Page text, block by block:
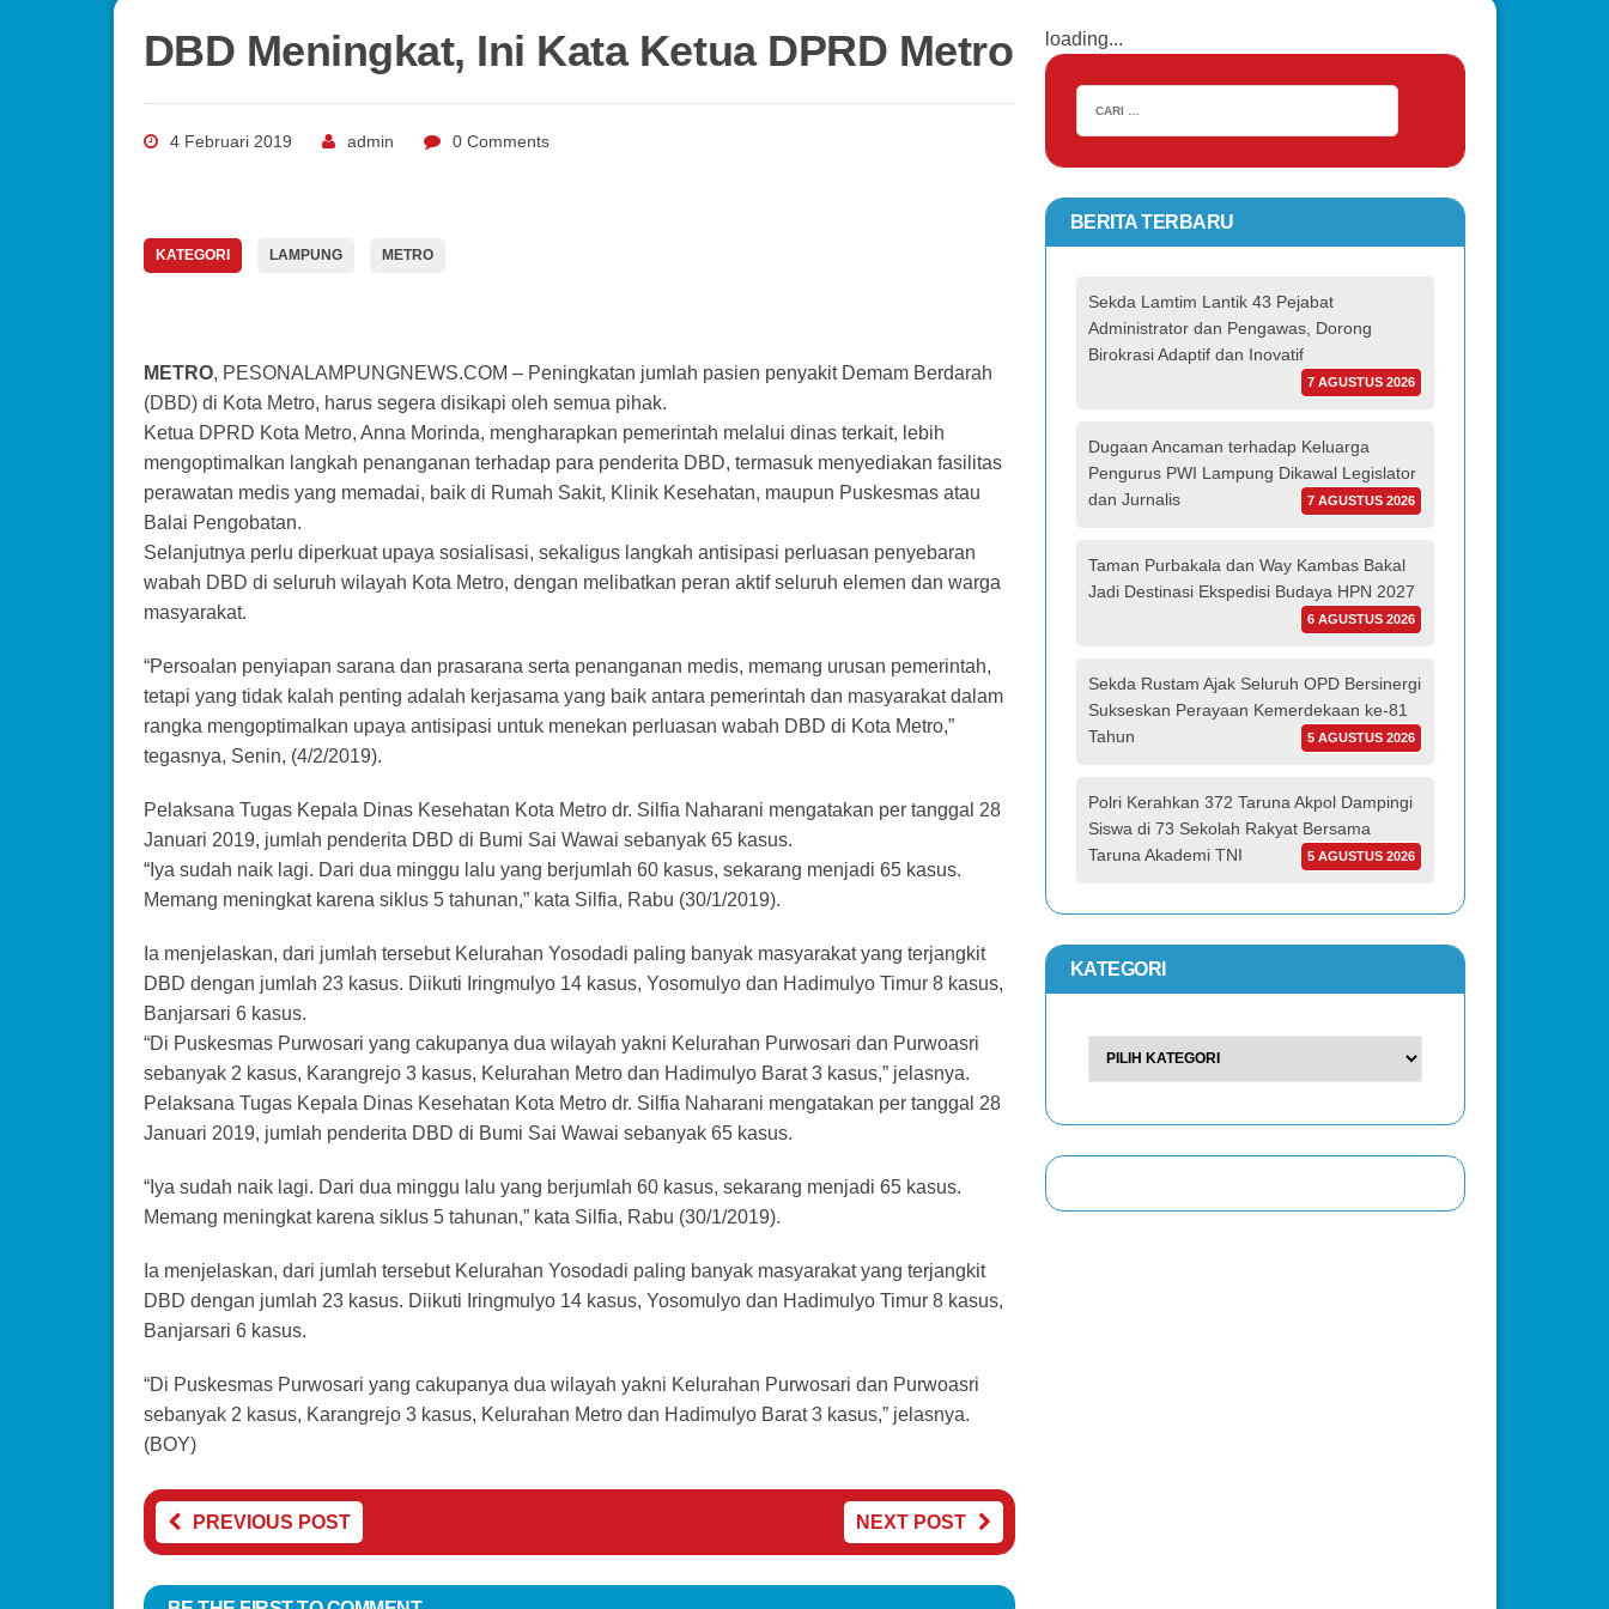
DBD Meningkat, Ini Kata Ketua DPRD Metro
4 Februari 2019 admin 0 Comments
KATEGORI LAMPUNG METRO
METRO, PESONALAMPUNGNEWS.COM – Peningkatan jumlah pasien penyakit Demam Berdarah
(DBD) di Kota Metro, harus segera disikapi oleh semua pihak.
Ketua DPRD Kota Metro, Anna Morinda, mengharapkan pemerintah melalui dinas terkait, lebih
mengoptimalkan langkah penanganan terhadap para penderita DBD, termasuk menyediakan fasilitas
perawatan medis yang memadai, baik di Rumah Sakit, Klinik Kesehatan, maupun Puskesmas atau
Balai Pengobatan.
Selanjutnya perlu diperkuat upaya sosialisasi, sekaligus langkah antisipasi perluasan penyebaran
wabah DBD di seluruh wilayah Kota Metro, dengan melibatkan peran aktif seluruh elemen dan warga
masyarakat.
“Persoalan penyiapan sarana dan prasarana serta penanganan medis, memang urusan pemerintah,
tetapi yang tidak kalah penting adalah kerjasama yang baik antara pemerintah dan masyarakat dalam
rangka mengoptimalkan upaya antisipasi untuk menekan perluasan wabah DBD di Kota Metro,”
tegasnya, Senin, (4/2/2019).
Pelaksana Tugas Kepala Dinas Kesehatan Kota Metro dr. Silfia Naharani mengatakan per tanggal 28
Januari 2019, jumlah penderita DBD di Bumi Sai Wawai sebanyak 65 kasus.
“Iya sudah naik lagi. Dari dua minggu lalu yang berjumlah 60 kasus, sekarang menjadi 65 kasus.
Memang meningkat karena siklus 5 tahunan,” kata Silfia, Rabu (30/1/2019).
Ia menjelaskan, dari jumlah tersebut Kelurahan Yosodadi paling banyak masyarakat yang terjangkit
DBD dengan jumlah 23 kasus. Diikuti Iringmulyo 14 kasus, Yosomulyo dan Hadimulyo Timur 8 kasus,
Banjarsari 6 kasus.
“Di Puskesmas Purwosari yang cakupanya dua wilayah yakni Kelurahan Purwosari dan Purwoasri
sebanyak 2 kasus, Karangrejo 3 kasus, Kelurahan Metro dan Hadimulyo Barat 3 kasus,” jelasnya.
Pelaksana Tugas Kepala Dinas Kesehatan Kota Metro dr. Silfia Naharani mengatakan per tanggal 28
Januari 2019, jumlah penderita DBD di Bumi Sai Wawai sebanyak 65 kasus.
“Iya sudah naik lagi. Dari dua minggu lalu yang berjumlah 60 kasus, sekarang menjadi 65 kasus.
Memang meningkat karena siklus 5 tahunan,” kata Silfia, Rabu (30/1/2019).
Ia menjelaskan, dari jumlah tersebut Kelurahan Yosodadi paling banyak masyarakat yang terjangkit
DBD dengan jumlah 23 kasus. Diikuti Iringmulyo 14 kasus, Yosomulyo dan Hadimulyo Timur 8 kasus,
Banjarsari 6 kasus.
“Di Puskesmas Purwosari yang cakupanya dua wilayah yakni Kelurahan Purwosari dan Purwoasri
sebanyak 2 kasus, Karangrejo 3 kasus, Kelurahan Metro dan Hadimulyo Barat 3 kasus,” jelasnya.
(BOY)
PREVIOUS POST NEXT POST
loading...
BERITA TERBARU
Sekda Lamtim Lantik 43 Pejabat
Administrator dan Pengawas, Dorong
Birokrasi Adaptif dan Inovatif
7 AGUSTUS 2026
Dugaan Ancaman terhadap Keluarga
Pengurus PWI Lampung Dikawal Legislator
dan Jurnalis
7 AGUSTUS 2026
Taman Purbakala dan Way Kambas Bakal
Jadi Destinasi Ekspedisi Budaya HPN 2027
6 AGUSTUS 2026
Sekda Rustam Ajak Seluruh OPD Bersinergi
Sukseskan Perayaan Kemerdekaan ke-81
Tahun
5 AGUSTUS 2026
Polri Kerahkan 372 Taruna Akpol Dampingi
Siswa di 73 Sekolah Rakyat Bersama
Taruna Akademi TNI
5 AGUSTUS 2026
KATEGORI